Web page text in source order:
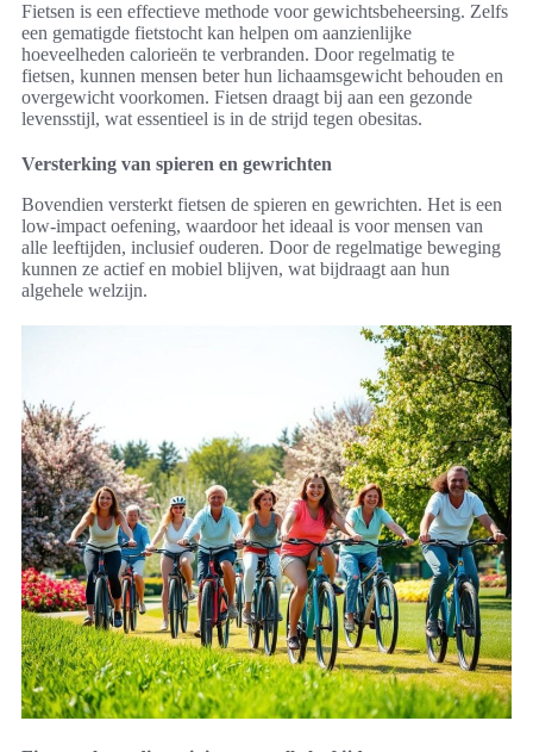
Fietsen is een effectieve methode voor gewichtsbeheersing. Zelfs
een gematigde fietstocht kan helpen om aanzienlijke
hoeveelheden calorieën te verbranden. Door regelmatig te
fietsen, kunnen mensen beter hun lichaamsgewicht behouden en
overgewicht voorkomen. Fietsen draagt bij aan een gezonde
levensstijl, wat essentieel is in de strijd tegen obesitas.
Versterking van spieren en gewrichten
Bovendien versterkt fietsen de spieren en gewrichten. Het is een
low-impact oefening, waardoor het ideaal is voor mensen van
alle leeftijden, inclusief ouderen. Door de regelmatige beweging
kunnen ze actief en mobiel blijven, wat bijdraagt aan hun
algehele welzijn.